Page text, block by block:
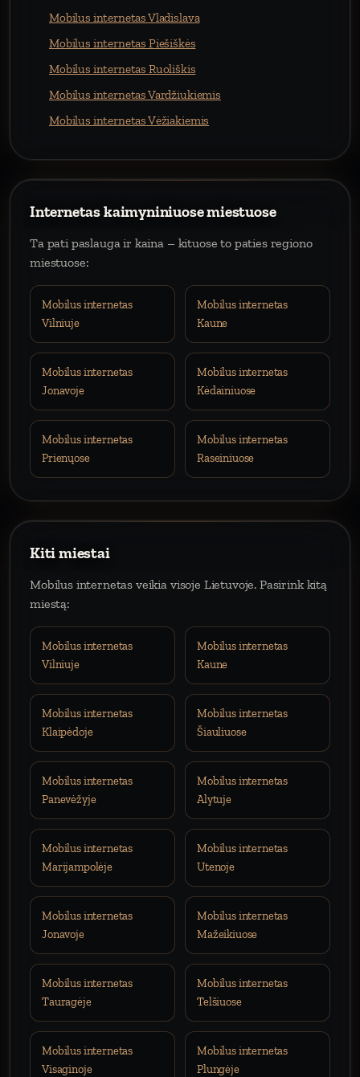
Mobilus internetas Vladislava
Mobilus internetas Piešiškės
Mobilus internetas Ruoliškis
Mobilus internetas Vardžiukiemis
Mobilus internetas Vėžiakiemis
Internetas kaimyniniuose miestuose
Ta pati paslauga ir kaina – kituose to paties regiono
miestuose:
Mobilus internetas
Vilniuje
Mobilus internetas
Kaune
Mobilus internetas
Jonavoje
Mobilus internetas
Kėdainiuose
Mobilus internetas
Prienųose
Mobilus internetas
Raseiniuose
Kiti miestai
Mobilus internetas veikia visoje Lietuvoje. Pasirink kitą
miestą:
Mobilus internetas
Vilniuje
Mobilus internetas
Kaune
Mobilus internetas
Klaipėdoje
Mobilus internetas
Šiauliuose
Mobilus internetas
Panevėžyje
Mobilus internetas
Alytuje
Mobilus internetas
Marijampolėje
Mobilus internetas
Utenoje
Mobilus internetas
Jonavoje
Mobilus internetas
Mažeikiuose
Mobilus internetas
Tauragėje
Mobilus internetas
Telšiuose
Mobilus internetas
Visaginoje
Mobilus internetas
Plungėje